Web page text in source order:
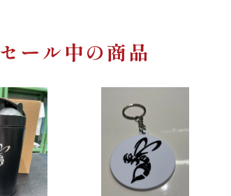
セール中の商品